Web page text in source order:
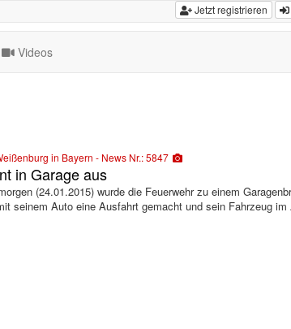
Jetzt registrieren
Videos
in Bayern - News Nr.: 5847
in Garage aus
(24.01.2015) wurde die Feuerwehr zu einem
seinem Auto eine Ausfahrt gemacht und sein Fahrzeug